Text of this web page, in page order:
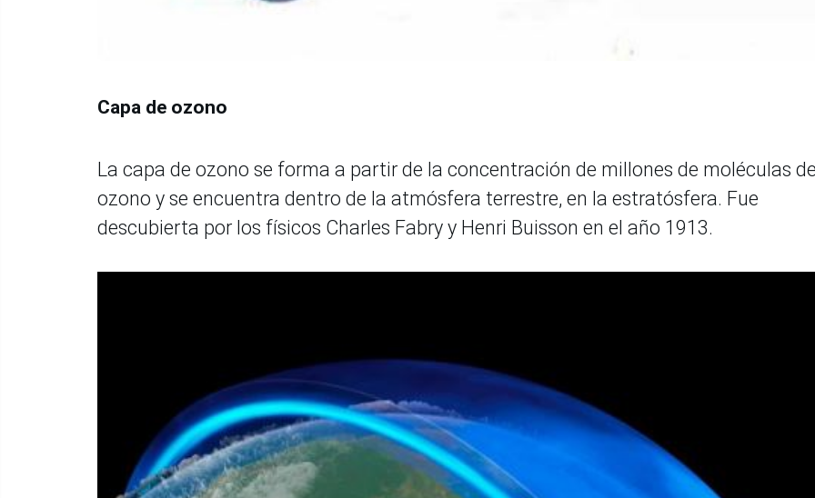
Capa de ozono
La capa de ozono se forma a partir de la concentración de millones de moléculas
ozono y se encuentra dentro de la atmósfera terrestre, en la estratósfera. Fue
descubierta por los físicos Charles Fabry y Henri Buisson en el año 1913.